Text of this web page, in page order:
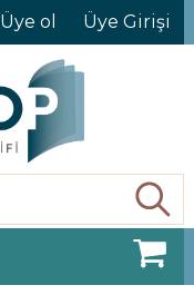
Üye ol Üye Girişi